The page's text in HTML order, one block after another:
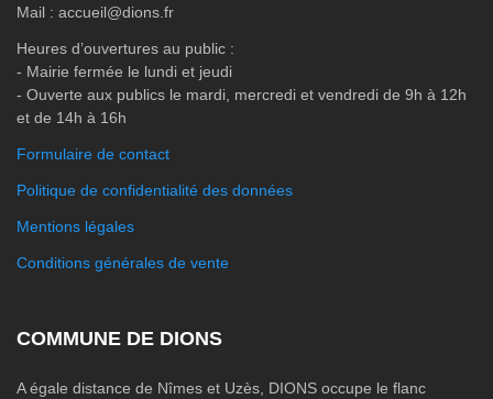
Mail : accueil@dions.fr
Heures d’ouvertures au public :
- Mairie fermée le lundi et jeudi
- Ouverte aux publics le mardi, mercredi et vendredi de 9h à 12h
et de 14h à 16h
Formulaire de contact
Politique de confidentialité des données
Mentions légales
Conditions générales de vente
COMMUNE DE DIONS
A égale distance de Nîmes et Uzès, DIONS occupe le flanc